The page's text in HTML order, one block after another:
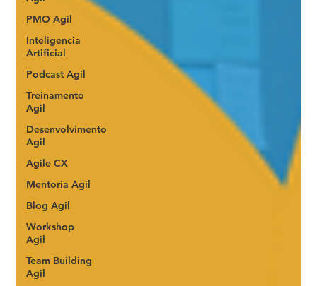
PMO Agil
Inteligencia
Artificial
Podcast Agil
Treinamento
Agil
Desenvolvimento
Agil
Agile CX
Mentoria Agil
Blog Agil
Workshop
Agil
Team Building
Agil